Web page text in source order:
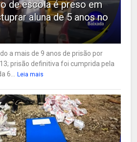
de escola é preso em
aluna de 5 anos no
a mais de 9 anos de prisão por
prisão definitiva foi cumprida pela
6...
Leia mais